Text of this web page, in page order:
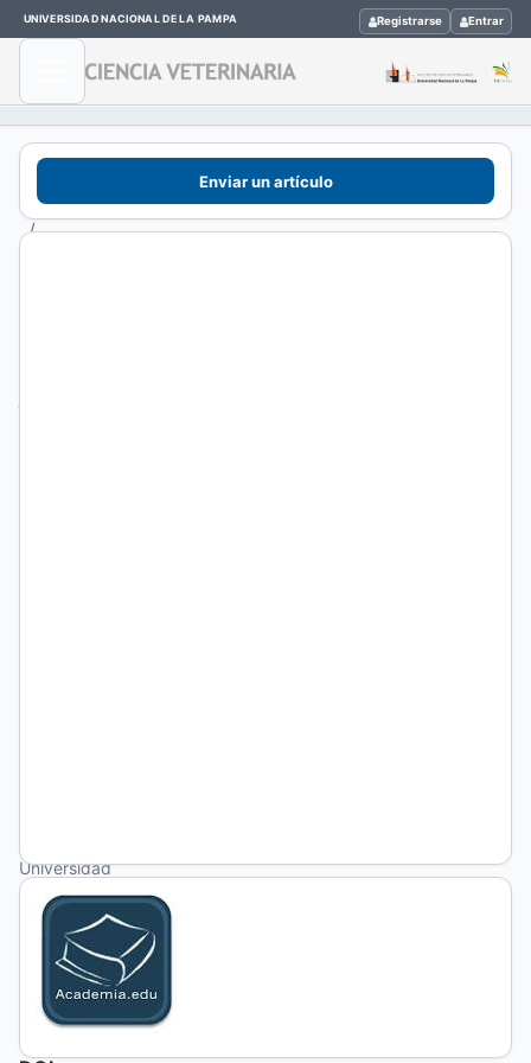
UNIVERSIDAD NACIONAL DE LA PAMPA Registrarse Entrar
Inicio
/
Archivos
/
Universidad
Nacional de
La Pampa.
Facultad de
Ciencias
Veterinarias
Enviar un artículo